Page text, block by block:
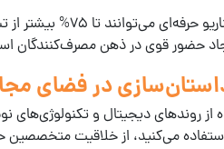
یادآوری برند مؤثر باشند؟ این آمار نشان می‌دهد که
حضور قوی در ذهن مصرف‌کنندگان
در فضای
از روندهای دیجیتال و
می‌کنید، از خلاقیت متخصصین